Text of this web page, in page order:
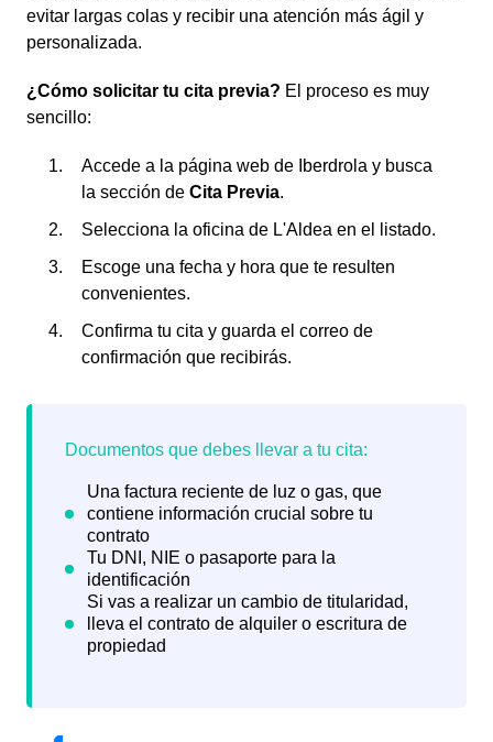
evitar largas colas y recibir una atención más ágil y
personalizada.
¿Cómo solicitar tu cita previa? El proceso es muy
sencillo:
Accede a la página web de Iberdrola y busca
la sección de Cita Previa.
Selecciona la oficina de L'Aldea en el listado.
Escoge una fecha y hora que te resulten
convenientes.
Confirma tu cita y guarda el correo de
confirmación que recibirás.